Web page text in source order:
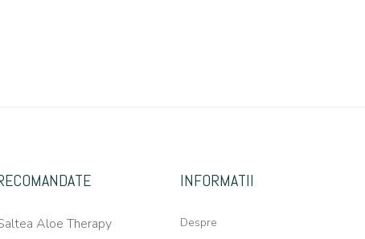
Aloe Therapy
INFORMATII
Despre